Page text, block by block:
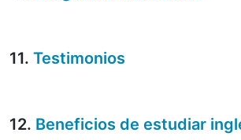
11. Testimonios
12. Beneficios de estudiar